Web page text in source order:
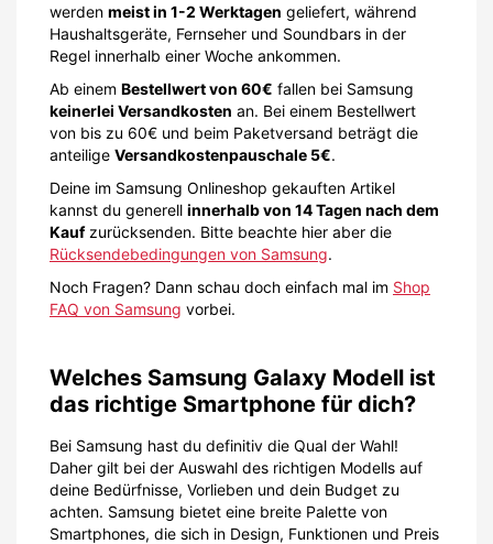
werden meist in 1-2 Werktagen geliefert, während
Haushaltsgeräte, Fernseher und Soundbars in der
Regel innerhalb einer Woche ankommen.
Ab einem Bestellwert von 60€ fallen bei Samsung
keinerlei Versandkosten an. Bei einem Bestellwert
von bis zu 60€ und beim Paketversand beträgt die
anteilige Versandkostenpauschale 5€.
Deine im Samsung Onlineshop gekauften Artikel
kannst du generell innerhalb von 14 Tagen nach dem
Kaufzurücksenden. Bitte beachte hier aber die
Rücksendebedingungen von Samsung.
Noch Fragen? Dann schau doch einfach mal im Shop
FAQ von Samsung vorbei.
Welches Samsung Galaxy Modell ist
das richtige Smartphone für dich?
Bei Samsung hast du definitiv die Qual der Wahl!
Daher gilt bei der Auswahl des richtigen Modells auf
deine Bedürfnisse, Vorlieben und dein Budget zu
achten. Samsung bietet eine breite Palette von
Smartphones, die sich in Design, Funktionen und Preis